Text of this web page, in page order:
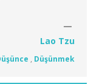
Lao Tzu
, Düşünmek